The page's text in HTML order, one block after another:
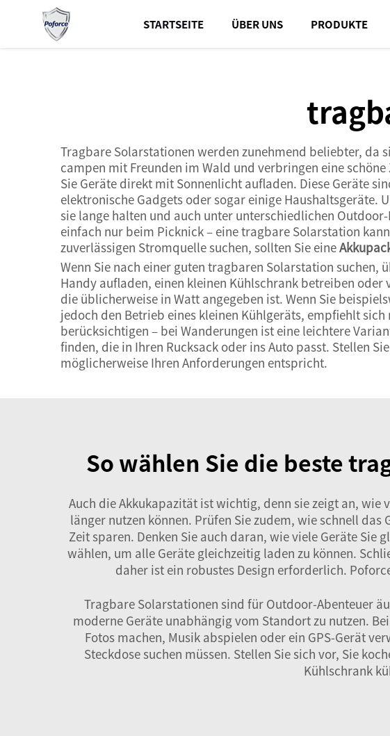
STARTSEITE ÜBER UNS PRODUKTE
Tragbare Solarstationen werden zunehmend beliebter, da
campen mit Freunden im Wald und verbringen eine
Sie Geräte direkt mit Sonnenlicht aufladen. Diese Geräte
elektronische Gadgets oder sogar einige
sie lange halten und auch unter unterschiedlichen
einfach nur beim Picknick – eine tragbare Solarstation
zuverlässigen Stromquelle suchen, sollten Sie eine
Wenn Sie nach einer guten tragbaren Solarstation suchen,
Handy aufladen, einen kleinen Kühlschrank betreiben
die üblicherweise in Watt angegeben ist. Wenn Sie
jedoch den Betrieb eines kleinen Kühlgeräts, empfiehlt
berücksichtigen – bei Wanderungen ist eine leichtere
finden, die in Ihren Rucksack oder ins Auto passt. Stellen
möglicherweise Ihren Anforderungen entspricht.
So wählen Sie die beste
Auch die Akkukapazität ist wichtig, denn sie zeigt an, wie
länger nutzen können. Prüfen Sie zudem, wie schnell
Zeit sparen. Denken Sie auch daran, wie viele Geräte Sie
wählen, um alle Geräte gleichzeitig laden zu können.
daher ist ein robustes Design erforderlich.
Tragbare Solarstationen sind für Outdoor-Abenteuer
moderne Geräte unabhängig vom Standort zu nutzen.
Fotos machen, Musik abspielen oder ein GPS-Gerät
Steckdose suchen müssen. Stellen Sie sich vor, Sie
Kühlschrank